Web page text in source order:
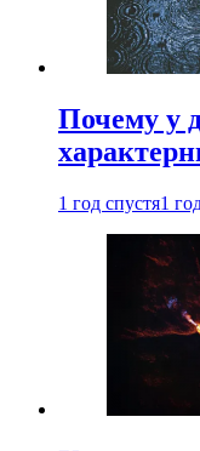
Почему у
1 год спустя1